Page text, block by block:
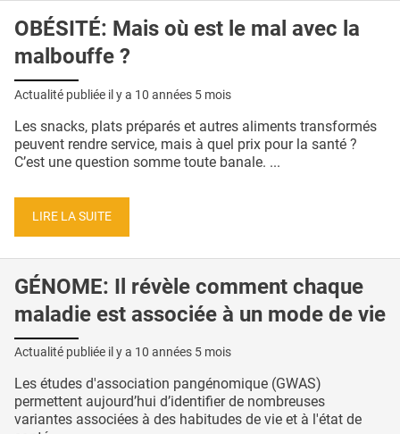
OBÉSITÉ: Mais où est le mal avec la
malbouffe ?
Actualité publiée il y a 10 années 5 mois
Les snacks, plats préparés et autres aliments transformés
peuvent rendre service, mais à quel prix pour la santé ?
C’est une question somme toute banale. ...
LIRE LA SUITE
GÉNOME: Il révèle comment chaque
maladie est associée à un mode de vie
Actualité publiée il y a 10 années 5 mois
Les études d'association pangénomique (GWAS)
permettent aujourd’hui d’identifier de nombreuses
variantes associées à des habitudes de vie et à l'état de